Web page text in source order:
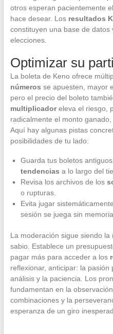
otros esperan pacientemente
hace desear. Los resultados
constituyen una base de datos
elecciones.
Optimizar su
La boleta de Keno ofrece
números se apuesten, mayor
pero el precio del boleto
multiplicadoreleva el riesgo,
radicalmente el monto
Aquí hay algunas pistas
posibilidades de tu lado:
Guarda tus boletos
tendencias a lo largo del
Revisa los archivos de los
o rupturas.
Evita jugar
sesión se juega sin
La moderación sigue siendo
sabio. Establece un
pagar más para acceder a los
reflexionar, anticipar: la
análisis y la paciencia. Los
fundamentan en la
combinaciones y la
esperanza de un giro